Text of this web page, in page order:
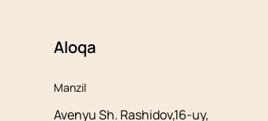
Aloqa
Manzil
Avenyu Sh. Rashidov,16-uy,